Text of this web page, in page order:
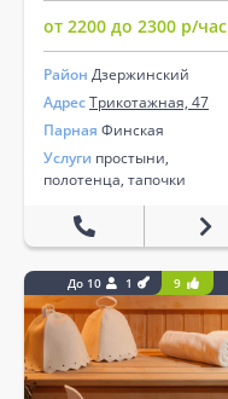
от 2200 до 2300 р/час
Район Дзержинский
АдресТрикотажная, 47
Парная Финская
Услуги простыни,
полотенца, тапочки
До 10 1 9